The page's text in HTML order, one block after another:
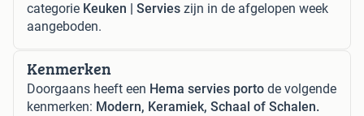
categorie Keuken | Servies zijn in de afgelopen week
aangeboden.
Kenmerken
Doorgaans heeft een Hema servies porto de volgende
kenmerken: Modern, Keramiek, Schaal of Schalen.